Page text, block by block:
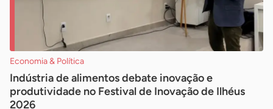
Economia & Política
Indústria de alimentos debate inovação e
produtividade no Festival de Inovação de Ilhéus
2026